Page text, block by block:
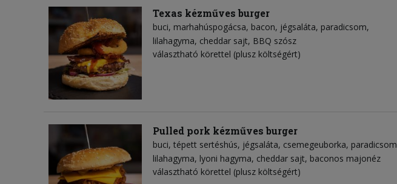
Texas kézműves burger
buci marhahúspogácsa bacon jégsaláta paradicsom
lilahagyma cheddar sajt BBQ szósz
választható körettel (plusz költségért)
Pulled pork kézműves burger
buci tépett sertéshús jégsaláta csemegeuborka paradicsom
lilahagyma lyoni hagyma cheddar sajt baconos majonéz
választható körettel (plusz költségért)